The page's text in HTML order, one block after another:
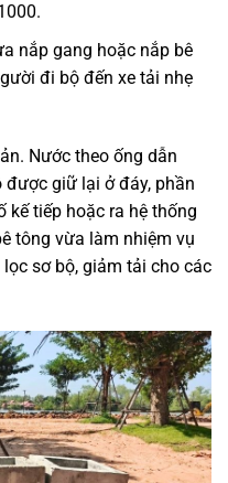
nắp gang hoặc nắp bê
đi bộ đến xe tải nhẹ
Nước theo ống dẫn
được giữ lại ở đáy, phần
kế tiếp hoặc ra hệ thống
tông vừa làm nhiệm vụ
sơ bộ, giảm tải cho các